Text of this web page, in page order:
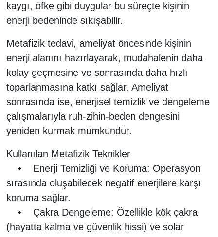
kaygı, öfke gibi duygular bu süreçte kişinin
enerji bedeninde sıkışabilir.
Metafizik tedavi, ameliyat öncesinde kişinin
enerji alanını hazırlayarak, müdahalenin daha
kolay geçmesine ve sonrasında daha hızlı
toparlanmasına katkı sağlar. Ameliyat
sonrasında ise, enerjisel temizlik ve dengeleme
çalışmalarıyla ruh-zihin-beden dengesini
yeniden kurmak mümkündür.
Kullanılan Metafizik Teknikler
• Enerji Temizliği ve Koruma: Operasyon
sırasında oluşabilecek negatif enerjilere karşı
koruma sağlar.
• Çakra Dengeleme: Özellikle kök çakra
(hayatta kalma ve güvenlik hissi) ve solar